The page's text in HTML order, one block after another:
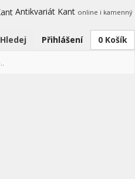
Antikvariát Kant online i kamenný
0 Košík
Přihlášení
Hledej